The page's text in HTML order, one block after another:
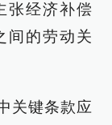
张经济补偿
间的劳动关
关键条款应